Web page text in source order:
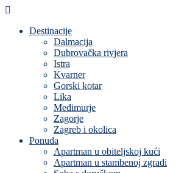
Destinacije
Dalmacija
Dubrovačka rivjera
Istra
Kvarner
Gorski kotar
Lika
Međimurje
Zagorje
Zagreb i okolica
Ponuda
Apartman u obiteljskoj kući
Apartman u stambenoj zgradi